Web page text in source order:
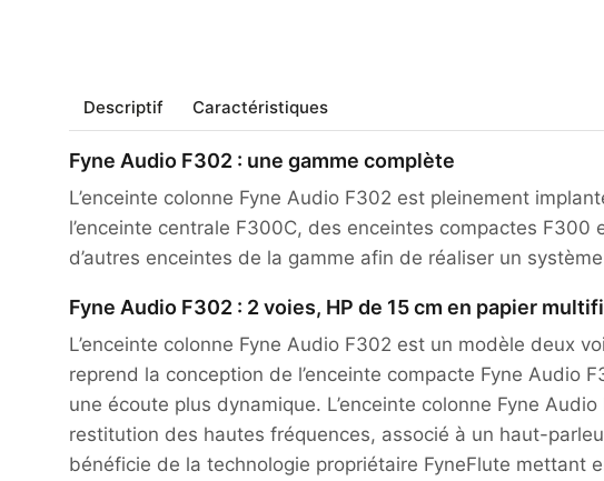
Descriptif Caractéristiques
Fyne Audio F302 : une gamme complète
L’enceinte colonne Fyne Audio F302 est pleinement
l’enceinte centrale F300C, des enceintes compactes
d’autres enceintes de la gamme afin de réaliser un
Fyne Audio F302 : 2 voies, HP de 15 cm en papier
L’enceinte colonne Fyne Audio F302 est un modèle deux
reprend la conception de l’enceinte compacte Fyne Audio
une écoute plus dynamique. L’enceinte colonne Fyne
restitution des hautes fréquences, associé à un haut-
bénéficie de la technologie propriétaire FyneFlute mettant